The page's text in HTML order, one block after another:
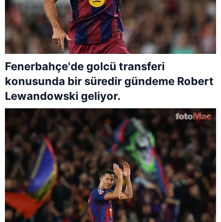
Fenerbahçe'de golcü transferi
konusunda bir süredir gündeme Robert
Lewandowski geliyor.